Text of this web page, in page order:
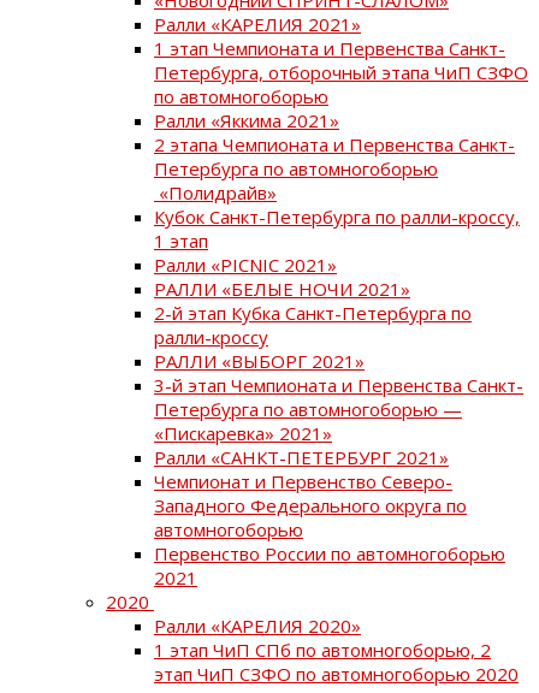
Ралли «КАРЕЛИЯ 2021»
1 этап Чемпионата и Первенства Санкт-
Петербурга, отборочный этапа ЧиП СЗФО
по автомногоборью
Ралли «Яккима 2021»
2 этапа Чемпионата и Первенства Санкт-
Петербурга по автомногоборью
«Полидрайв»
Кубок Санкт-Петербурга по ралли-кроссу,
1 этап
Ралли «PICNIC 2021»
РАЛЛИ «БЕЛЫЕ НОЧИ 2021»
2-й этап Кубка Санкт-Петербурга по
ралли-кроссу
РАЛЛИ «ВЫБОРГ 2021»
3-й этап Чемпионата и Первенства Санкт-
Петербурга по автомногоборью —
«Пискаревка» 2021»
Ралли «САНКТ-ПЕТЕРБУРГ 2021»
Чемпионат и Первенство Северо-
Западного Федерального округа по
автомногоборью
Первенство России по автомногоборью
2021
2020
Ралли «КАРЕЛИЯ 2020»
1 этап ЧиП СПб по автомногоборью, 2
этап ЧиП СЗФО по автомногоборью 2020